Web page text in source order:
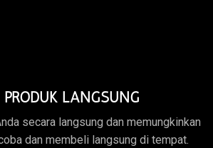
LANGSUNG
secara langsung dan memungkinkan
dan membeli langsung di tempat.